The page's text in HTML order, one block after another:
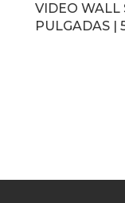
VIDEO WALL
PULGADAS |